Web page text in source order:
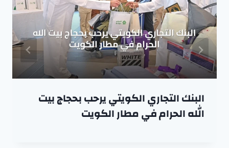
البنك التجاري الكويتي يرحب بحجاج بيت
الله الحرام في مطار الكويت